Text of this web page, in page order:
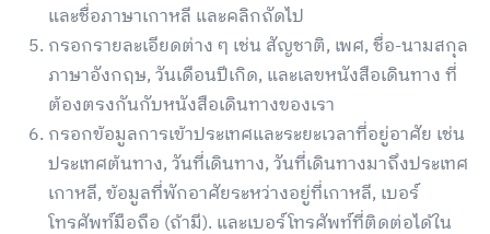
และชื่อภาษาเกาหลี และคลิกถัดไป
กรอกรายละเอียดต่าง ๆ เช่น สัญชาติ, เพศ, ชื่อ-นามสกุล
ภาษาอังกฤษ, วันเดือนปีเกิด, และเลขหนังสือเดินทาง ที่
ต้องตรงกันกับหนังสือเดินทางของเรา
กรอกข้อมูลการเข้าประเทศและระยะเวลาที่อยู่อาศัย เช่น
ประเทศต้นทาง, วันที่เดินทาง, วันที่เดินทางมาถึงประเทศ
เกาหลี, ข้อมูลที่พักอาศัยระหว่างอยู่ที่เกาหลี, เบอร์
โทรศัพท์มือถือ (ถ้ามี). และเบอร์โทรศัพท์ที่ติดต่อได้ใน